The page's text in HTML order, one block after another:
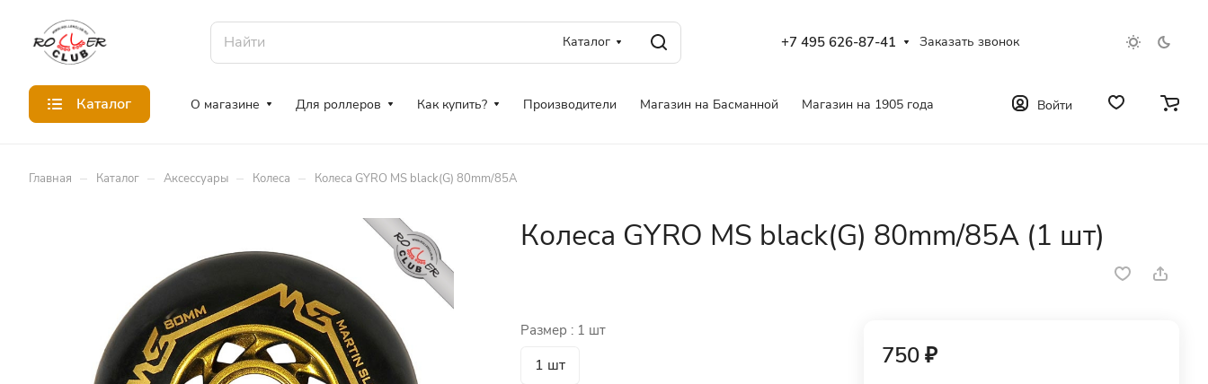
Каталог +7 495 626-87-41 Заказать звонок
Каталог О магазине Для роллеров Как купить? Производители Магазин на Басманной Магазин на 1905 года Войти
Главная – Каталог – Аксессуары – Колеса – Колеса GYRO MS black(G) 80mm/85A
Колеса GYRO MS black(G) 80mm/85A (1 шт)
Размер : 1 шт
1 шт 750 ₽